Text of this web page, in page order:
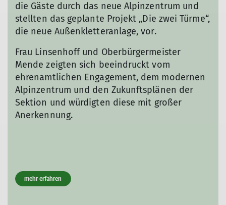
die Gäste durch das neue Alpinzentrum und
stellten das geplante Projekt „Die zwei Türme“,
die neue Außenkletteranlage, vor.
Frau Linsenhoff und Oberbürgermeister
Mende zeigten sich beeindruckt vom
ehrenamtlichen Engagement, dem modernen
Alpinzentrum und den Zukunftsplänen der
Sektion und würdigten diese mit großer
Anerkennung.
mehr erfahren